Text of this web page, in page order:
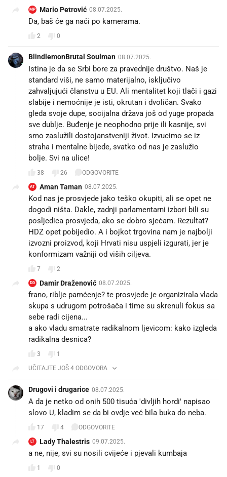
MP Mario Petrović 08.07.2025.
Da, baš će ga naći po kamerama.
2 0
BlindlemonBrutal Soulman 08.07.2025.
Istina je da se Srbi bore za pravednije društvo. Naš je
standard viši, ne samo materijalno, isključivo
zahvaljujući članstvu u EU. Ali mentalitet koji tlači i gazi
slabije i nemoćnije je isti, okrutan i dvoličan. Svako
gleda svoje dupe, socijalna država još od yuge propada
sve dublje. Buđenje je neophodno prije ili kasnije, svi
smo zaslužili dostojanstveniji život. Izvucimo se iz
straha i mentalne bijede, svatko od nas je zaslužio
bolje. Svi na ulice!
38 26 ODGOVORITE
AT Aman Taman 08.07.2025.
Kod nas je prosvjede jako teško okupiti, ali se opet ne
dogodi ništa. Dakle, zadnji parlamentarni izbori bili su
posljedica prosvjeda, ako se dobro sjećam. Rezultat?
HDZ opet pobijedio. A i bojkot trgovina nam je najbolji
izvozni proizvod, koji Hrvati nisu uspjeli izgurati, jer je
konformizam važniji od viših ciljeva.
7 2
DD Damir Draženović 08.07.2025.
frano, riblje pamćenje? te prosvjede je organizirala vlada
skupa s udrugom potrošača i time su skrenuli fokus sa
sebe radi cijena...
a ako vladu smatrate radikalnom ljevicom: kako izgleda
radikalna desnica?
3
1
UČITAJTE JOŠ 4 ODGOVORA
Drugovi i drugarice 08.07.2025.
A da je netko od onih 500 tisuća 'divljih hordi' napisao
slovo U, kladim se da bi ovdje već bila buka do neba.
17 4 ODGOVORITE
LT Lady Thalestris 09.07.2025.
a ne, nije, svi su nosili cvijeće i pjevali kumbaja
1 0